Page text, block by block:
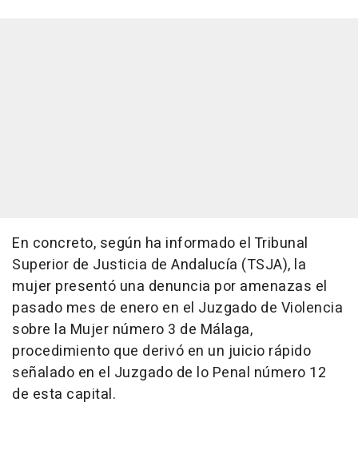
En concreto, según ha informado el Tribunal
Superior de Justicia de Andalucía (TSJA), la
mujer presentó una denuncia por amenazas el
pasado mes de enero en el Juzgado de Violencia
sobre la Mujer número 3 de Málaga,
procedimiento que derivó en un juicio rápido
señalado en el Juzgado de lo Penal número 12
de esta capital.